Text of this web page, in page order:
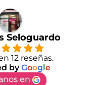
Seloguardo
12 reseñas.
byGoogle
en